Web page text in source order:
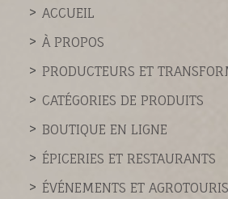
ACCUEIL
À PROPOS
PRODUCTEURS ET
CATÉGORIES DE PRODUITS
BOUTIQUE EN LIGNE
ÉPICERIES ET RESTAURANTS
ÉVÉNEMENTS ET